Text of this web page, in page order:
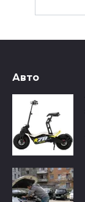
Авто